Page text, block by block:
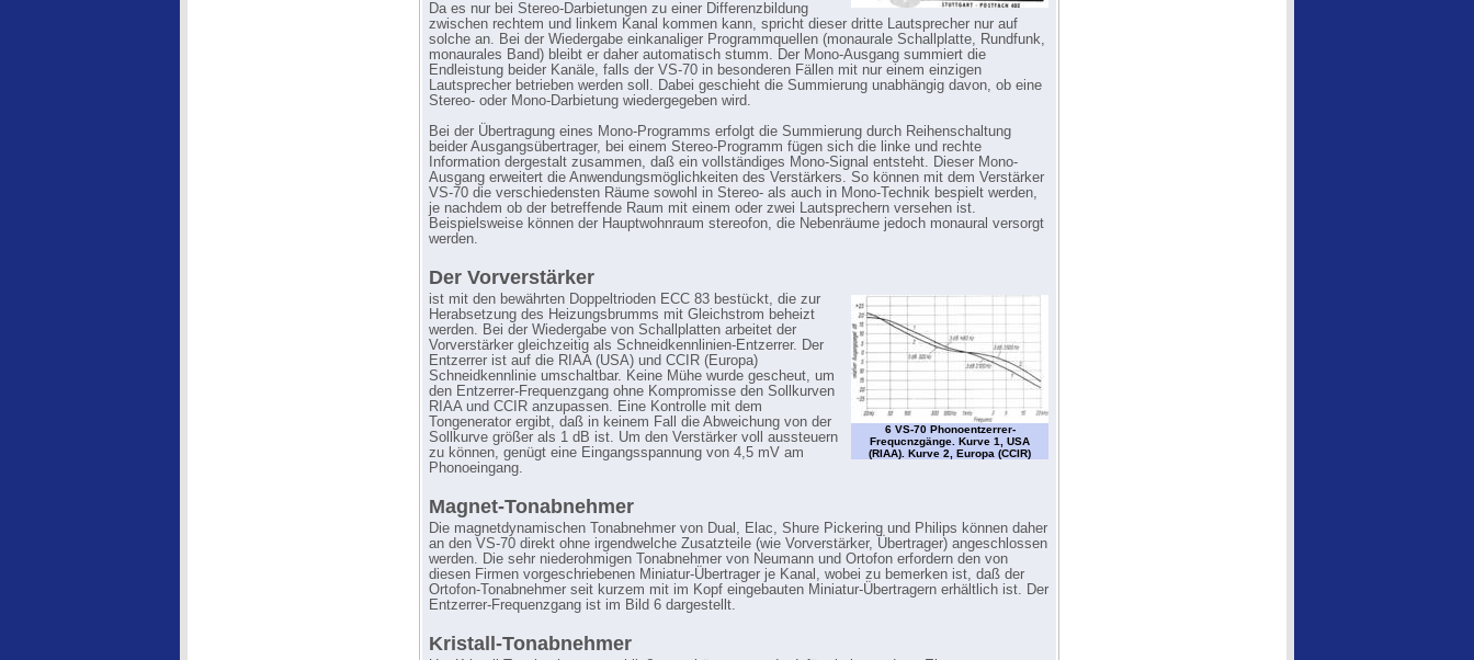
Da es nur bei Stereo-Darbietungen zu einer Differenzbildung
zwischen rechtem und linkem Kanal kommen kann, spricht dieser dritte Lautsprecher nur auf
solche an. Bei der Wiedergabe einkanaliger Programmquellen (monaurale Schallplatte, Rundfunk,
monaurales Band) bleibt er daher automatisch stumm. Der Mono-Ausgang summiert die
Endleistung beider Kanäle, falls der VS-70 in besonderen Fällen mit nur einem einzigen
Lautsprecher betrieben werden soll. Dabei geschieht die Summierung unabhängig davon, ob eine
Stereo- oder Mono-Darbietung wiedergegeben wird.
Bei der Übertragung eines Mono-Programms erfolgt die Summierung durch Reihenschaltung
beider Ausgangsübertrager, bei einem Stereo-Programm fügen sich die linke und rechte
Information dergestalt zusammen, daß ein vollständiges Mono-Signal entsteht. Dieser Mono-
Ausgang erweitert die Anwendungsmöglichkeiten des Verstärkers. So können mit dem Verstärker
VS-70 die verschiedensten Räume sowohl in Stereo- als auch in Mono-Technik bespielt werden,
je nachdem ob der betreffende Raum mit einem oder zwei Lautsprechern versehen ist.
Beispielsweise können der Hauptwohnraum stereofon, die Nebenräume jedoch monaural versorgt
werden.
Der Vorverstärker
6 VS-70 Phonoentzerrer-
Frequcnzgänge. Kurve 1, USA
(RIAA). Kurve 2, Europa (CCIR)
ist mit den bewährten Doppeltrioden ECC 83 bestückt, die zur
Herabsetzung des Heizungsbrumms mit Gleichstrom beheizt
werden. Bei der Wiedergabe von Schallplatten arbeitet der
Vorverstärker gleichzeitig als Schneidkennlinien-Entzerrer. Der
Entzerrer ist auf die RIAA (USA) und CCIR (Europa)
Schneidkennlinie umschaltbar. Keine Mühe wurde gescheut, um
den Entzerrer-Frequenzgang ohne Kompromisse den Sollkurven
RIAA und CCIR anzupassen. Eine Kontrolle mit dem
Tongenerator ergibt, daß in keinem Fall die Abweichung von der
Sollkurve größer als 1 dB ist. Um den Verstärker voll aussteuern
zu können, genügt eine Eingangsspannung von 4,5 mV am
Phonoeingang.
Magnet-Tonabnehmer
Die magnetdynamischen Tonabnehmer von Dual, Elac, Shure Pickering und Philips können daher
an den VS-70 direkt ohne irgendwelche Zusatzteile (wie Vorverstärker, Übertrager) angeschlossen
werden. Die sehr niederohmigen Tonabnehmer von Neumann und Ortofon erfordern den von
diesen Firmen vorgeschriebenen Miniatur-Übertrager je Kanal, wobei zu bemerken ist, daß der
Ortofon-Tonabnehmer seit kurzem mit im Kopf eingebauten Miniatur-Übertragern erhältlich ist. Der
Entzerrer-Frequenzgang ist im Bild 6 dargestellt.
Kristall-Tonabnehmer